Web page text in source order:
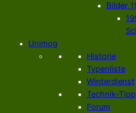
Bilder
Unimog
Historie
Typenliste
Winterdienst
Technik-
Forum